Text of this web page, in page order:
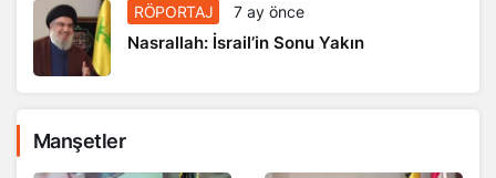
RÖPORTAJ 7 ay önce
Nasrallah: İsrail’in Sonu Yakın
Manşetler